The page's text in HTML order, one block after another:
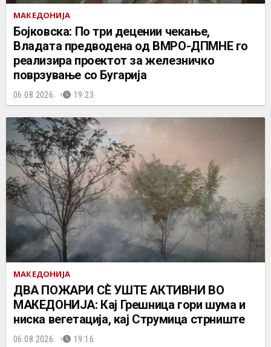
МАКЕДОНИЈА
Бојковска: По три децении чекање,
Владата предводена од ВМРО-ДПМНЕ го
реализира проектот за железничко
поврзување со Бугарија
06.08.2026. 19:23
МАКЕДОНИЈА
ДВА ПОЖАРИ СÈ УШТЕ АКТИВНИ ВО
МАКЕДОНИЈА: Кај Грешница гори шума и
ниска вегетација, кај Струмица стрниште
06.08.2026. 19:16